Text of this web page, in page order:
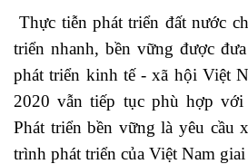
Thực tiễn phát triển đất nước
triển nhanh, bền vững được
phát triển kinh tế - xã hội Việt
2020 vẫn tiếp tục phù hợp với
Phát triển bền vững là yêu cầu
trình phát triển của Việt Nam